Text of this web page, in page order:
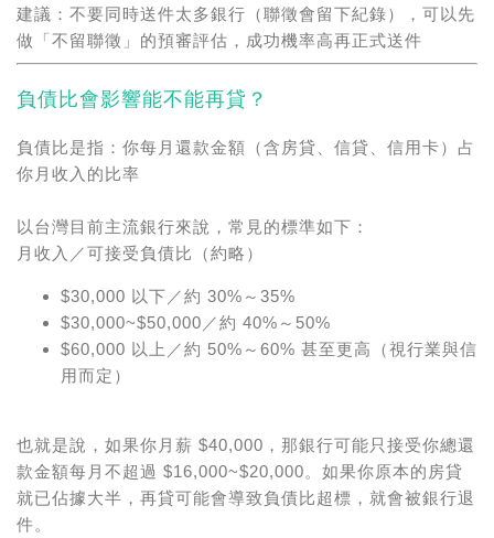
建議：不要同時送件太多銀行（聯徵會留下紀錄），可以先
做「不留聯徵」的預審評估，成功機率高再正式送件
負債比會影響能不能再貸？
負債比是指：你每月還款金額（含房貸、信貸、信用卡）占
你月收入的比率
以台灣目前主流銀行來說，常見的標準如下：
月收入／可接受負債比（約略）
$30,000 以下／約 30%～35%
$30,000~$50,000／約 40%～50%
$60,000 以上／約 50%～60% 甚至更高（視行業與信
用而定）
也就是說，如果你月薪 $40,000，那銀行可能只接受你總還
款金額每月不超過 $16,000~$20,000。如果你原本的房貸
就已佔據大半，再貸可能會導致負債比超標，就會被銀行退
件。